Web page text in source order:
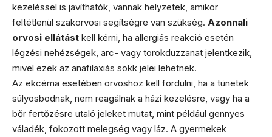
kezeléssel is javíthatók, vannak helyzetek, amikor
feltétlenül szakorvosi segítségre van szükség. Azonnali
orvosi ellátást kell kérni, ha allergiás reakció esetén
légzési nehézségek, arc- vagy torokduzzanat jelentkezik,
mivel ezek az anafilaxiás sokk jelei lehetnek.
Az ekcéma esetében orvoshoz kell fordulni, ha a tünetek
súlyosbodnak, nem reagálnak a házi kezelésre, vagy ha a
bőr fertőzésre utaló jeleket mutat, mint például gennyes
váladék, fokozott melegség vagy láz. A gyermekek